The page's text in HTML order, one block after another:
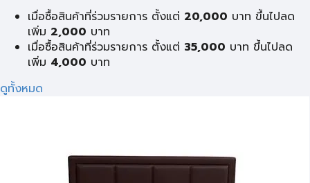
เมื่อซื้อสินค้าที่ร่วมรายการ ตั้งแต่ 20,000 บาท ขึ้นไปลด
เพิ่ม 2,000 บาท
เมื่อซื้อสินค้าที่ร่วมรายการ ตั้งแต่ 35,000 บาท ขึ้นไปลด
เพิ่ม 4,000 บาท
ดูทั้งหมด